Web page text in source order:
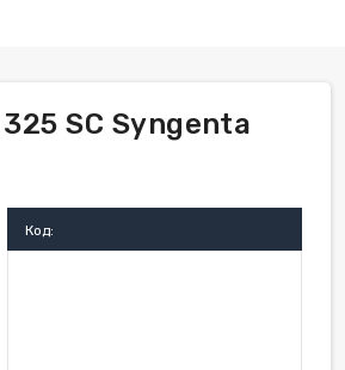
SC Syngenta
Код: